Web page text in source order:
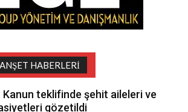
HABERLERI
Kanun teklifinde şehit aileleri ve
gözetildi